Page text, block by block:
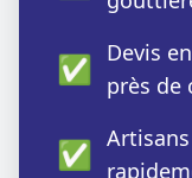
✅ Devis
près de
✅